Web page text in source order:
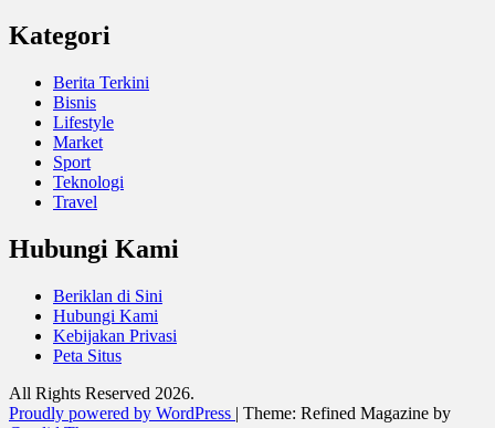
Kategori
Berita Terkini
Bisnis
Lifestyle
Market
Sport
Teknologi
Travel
Hubungi Kami
Beriklan di Sini
Hubungi Kami
Kebijakan Privasi
Peta Situs
All Rights Reserved 2026.
Proudly powered by WordPress | Theme: Refined Magazine by